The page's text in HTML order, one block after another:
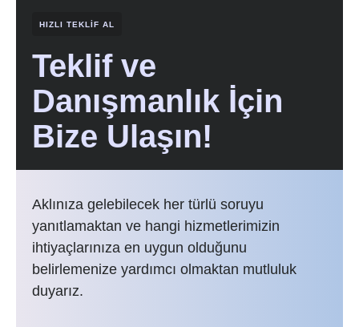
HIZLI TEKLIF AL
Teklif ve
Danışmanlık İçin
Bize Ulaşın!
Aklınıza gelebilecek her türlü soruyu
yanıtlamaktan ve hangi hizmetlerimizin
ihtiyaçlarınıza en uygun olduğunu
belirlemenize yardımcı olmaktan mutluluk
duyarız.